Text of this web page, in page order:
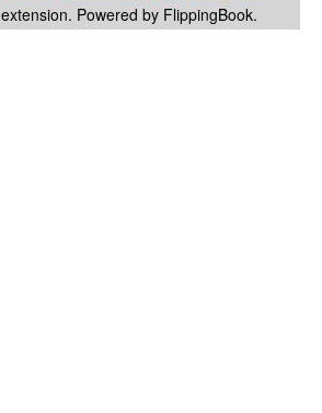
extension. Powered by FlippingBook.